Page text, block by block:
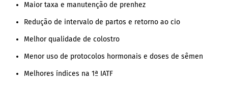
Maior taxa e manutenção de prenhez
Redução de intervalo de partos e retorno ao cio
Melhor qualidade de colostro
Menor uso de protocolos hormonais e doses de sêmen
Melhores índices na 1ª IATF